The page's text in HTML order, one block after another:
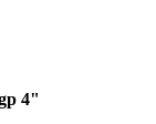
4"